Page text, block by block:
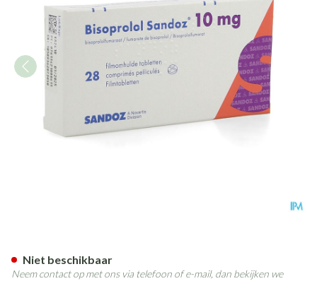
Niet beschikbaar
Neem contact op met ons via telefoon of e-mail, dan bekijken we